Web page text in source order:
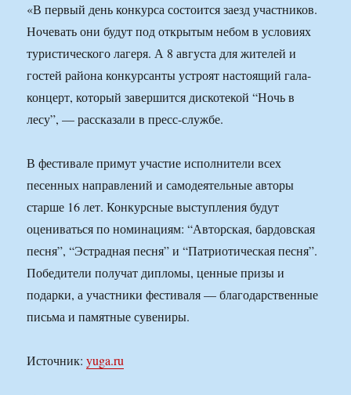
«В первый день конкурса состоится заезд участников.
Ночевать они будут под открытым небом в условиях
туристического лагеря. А 8 августа для жителей и
гостей района конкурсанты устроят настоящий гала-
концерт, который завершится дискотекой “Ночь в
лесу”, — рассказали в пресс-службе.
В фестивале примут участие исполнители всех
песенных направлений и самодеятельные авторы
старше 16 лет. Конкурсные выступления будут
оцениваться по номинациям: “Авторская, бардовская
песня”, “Эстрадная песня” и “Патриотическая песня”.
Победители получат дипломы, ценные призы и
подарки, а участники фестиваля — благодарственные
письма и памятные сувениры.
Источник:yuga.ru